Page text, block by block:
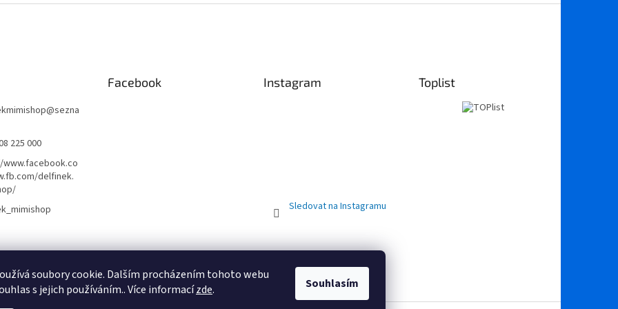
soubory cookie. Dalším procházením tohoto webu
s jejich používáním.. Více informacízde. Souhlasím
@sezna
225 000
delfinek.
Facebook Instagram
Sledovat na Instagramu
Toplist
Obchodní podmínky PRODEJNA Registrační sleva 10%